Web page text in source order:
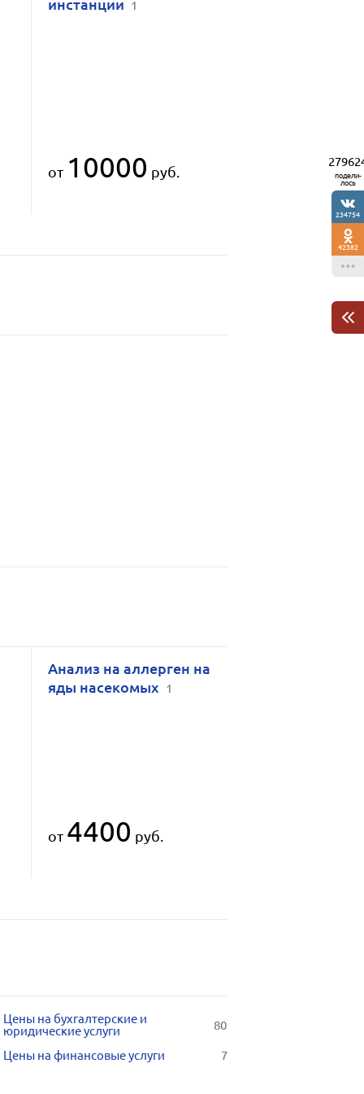
инстанции 1
от 10000 руб.
Анализ на аллерген на
яды насекомых 1
от 4400 руб.
Цены на бухгалтерские и
юридические услуги
80
Цены на финансовые услуги 7
подели-
лось
234754
42382